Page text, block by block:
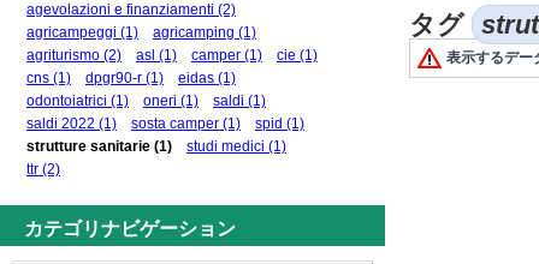
agevolazioni e finanziamenti (2)
agricampeggi (1) agricamping (1)
agriturismo (2) asl (1) camper (1) cie (1)
cns (1) dpgr90-r (1) eidas (1)
odontoiatrici (1) oneri (1) saldi (1)
saldi 2022 (1) sosta camper (1) spid (1)
strutture sanitarie (1) studi medici (1)
ttr (2)
カテゴリナビゲーション
タグ
表示するデー